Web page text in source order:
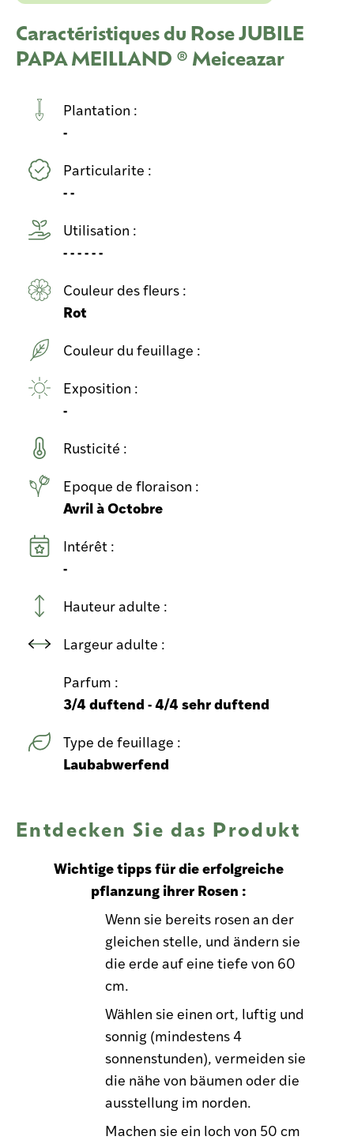
Caractéristiques du Rose JUBILE
PAPA MEILLAND ® Meiceazar
Plantation :
-
Particularite :
- -
Utilisation :
- - - - - -
Couleur des fleurs :
Rot
Couleur du feuillage :
Exposition :
-
Rusticité :
Epoque de floraison :
Avril à Octobre
Intérêt :
-
Hauteur adulte :
Largeur adulte :
Parfum :
3/4 duftend - 4/4 sehr duftend
Type de feuillage :
Laubabwerfend
Entdecken Sie das Produkt
Wichtige tipps für die erfolgreiche
pflanzung ihrer Rosen :
Wenn sie bereits rosen an der
gleichen stelle, und ändern sie
die erde auf eine tiefe von 60
cm.
Wählen sie einen ort, luftig und
sonnig (mindestens 4
sonnenstunden), vermeiden sie
die nähe von bäumen oder die
ausstellung im norden.
Machen sie ein loch von 50 cm